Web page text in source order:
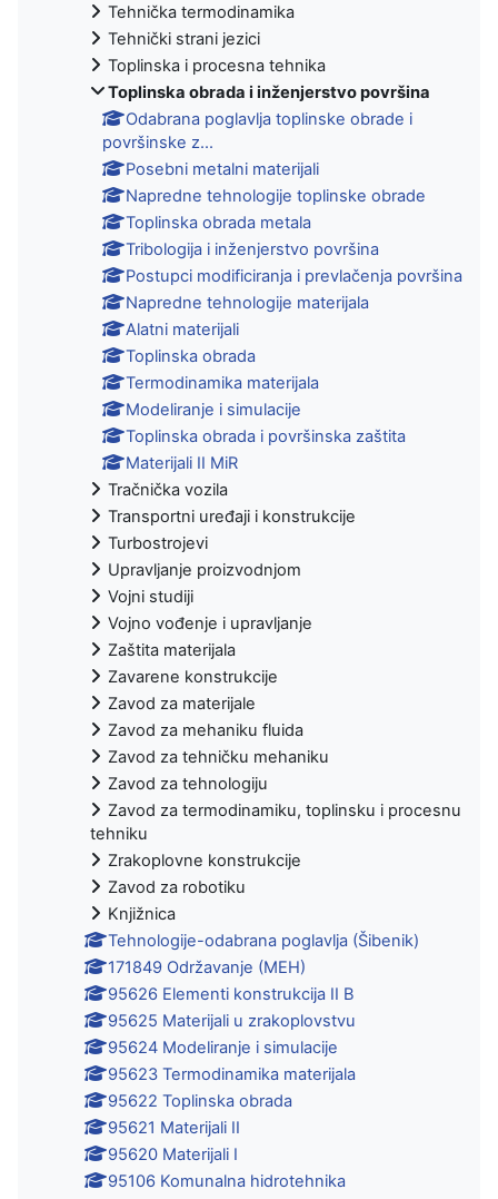
Tehnička termodinamika
Tehnički strani jezici
Toplinska i procesna tehnika
Toplinska obrada i inženjerstvo površina
Odabrana poglavlja toplinske obrade i
površinske z...
Posebni metalni materijali
Napredne tehnologije toplinske obrade
Toplinska obrada metala
Tribologija i inženjerstvo površina
Postupci modificiranja i prevlačenja površina
Napredne tehnologije materijala
Alatni materijali
Toplinska obrada
Termodinamika materijala
Modeliranje i simulacije
Toplinska obrada i površinska zaštita
Materijali II MiR
Tračnička vozila
Transportni uređaji i konstrukcije
Turbostrojevi
Upravljanje proizvodnjom
Vojni studiji
Vojno vođenje i upravljanje
Zaštita materijala
Zavarene konstrukcije
Zavod za materijale
Zavod za mehaniku fluida
Zavod za tehničku mehaniku
Zavod za tehnologiju
Zavod za termodinamiku, toplinsku i procesnu
tehniku
Zrakoplovne konstrukcije
Zavod za robotiku
Knjižnica
Tehnologije-odabrana poglavlja (Šibenik)
171849 Održavanje (MEH)
95626 Elementi konstrukcija II B
95625 Materijali u zrakoplovstvu
95624 Modeliranje i simulacije
95623 Termodinamika materijala
95622 Toplinska obrada
95621 Materijali II
95620 Materijali I
95106 Komunalna hidrotehnika